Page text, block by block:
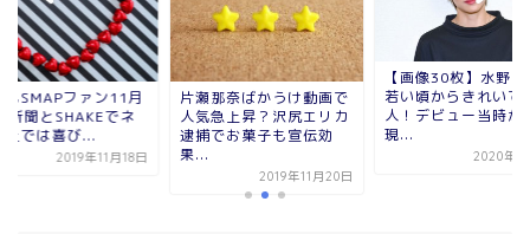
もSMAPファン11月
新聞とSHAKEでネ
上では喜び...
2019年11月18日
片瀬那奈ばかうけ動画で
人気急上昇？沢尻エリカ
逮捕でお菓子も宣伝効
果...
2019年11月20日
【画像30枚】水野
若い頃からきれいで
人！デビュー当時か
現...
2020年5